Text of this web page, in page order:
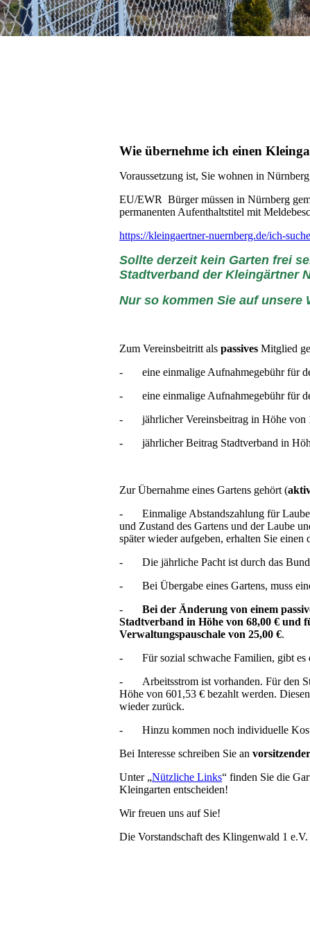
Wie übernehme ich einen
Voraussetzung ist, Sie wohnen in
EU/EWR Bürger müssen in Nürnberg
permanenten Aufenthaltstitel mit
https://kleingaertner-nuernberg.de/ich-
Sollte derzeit kein Garten frei
Stadtverband der Kleingärtner
Nur so kommen Sie auf unsere
Zum Vereinsbeitritt als passives Mitglied
- eine einmalige Aufnahmegebühr für
- eine einmalige Aufnahmegebühr für
- jährlicher Vereinsbeitrag in Höhe von
- jährlicher Beitrag Stadtverband in
Zur Übernahme eines Gartens gehört (
- Einmalige Abstandszahlung für
und Zustand des Gartens und der Laube
später wieder aufgeben, erhalten Sie
- Die jährliche Pacht ist durch das
- Bei Übergabe eines Gartens, muss
- Bei der Änderung von einem
Stadtverband in Höhe von 68,00 € und
Verwaltungspauschale von 25,00 €.
- Für sozial schwache Familien, gibt
- Arbeitsstrom ist vorhanden. Für den
Höhe von 601,53 € bezahlt werden.
wieder zurück.
- Hinzu kommen noch individuelle
Bei Interesse schreiben Sie an vorsitzender
Unter „Nützliche Links“ finden Sie die
Kleingarten entscheiden!
Wir freuen uns auf Sie!
Die Vorstandschaft des Klingenwald 1 e.V.